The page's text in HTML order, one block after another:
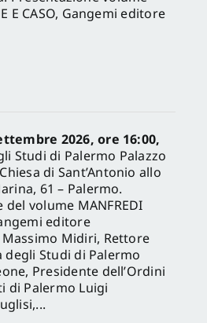
E CASO, Gangemi editore
2026, ore 16:00,
Studi di Palermo Palazzo
di Sant’Antonio allo
61 – Palermo.
del volume MANFREDI
editore
Midiri, Rettore
degli Studi di Palermo
Presidente dell’Ordini
di Palermo Luigi